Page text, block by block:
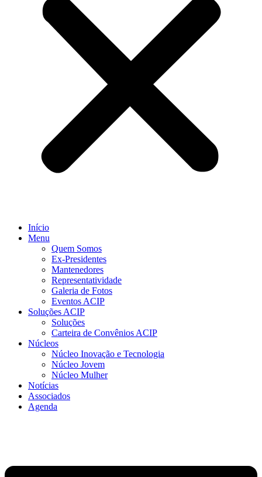
Início
Menu
Quem Somos
Ex-Presidentes
Mantenedores
Representatividade
Galeria de Fotos
Eventos ACIP
Soluções ACIP
Soluções
Carteira de Convênios ACIP
Núcleos
Núcleo Inovação e Tecnologia
Núcleo Jovem
Núcleo Mulher
Notícias
Associados
Agenda